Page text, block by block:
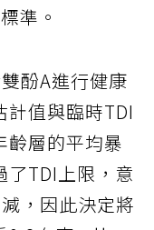
準。
酚A進行健康
值與臨時TDI
齡層的平均暴
了TDI上限，意
，因此決定將